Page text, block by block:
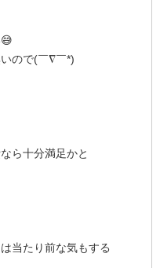
ので(￣∇￣*)ゞ
ら十分満足かと
当たり前な気もする